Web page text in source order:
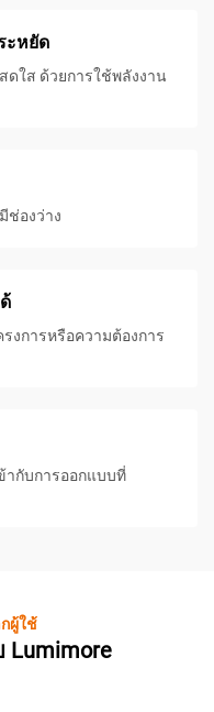
ะหยัด
ดใส ด้วยการใช้พลังงาน
ช่องว่าง
งการหรือความต้องการ
ากับการออกแบบที่
ผู้ใช้
Lumimore